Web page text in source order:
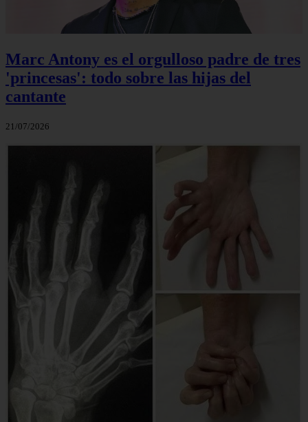
Marc Antony es el orgulloso padre de tres
'princesas': todo sobre las hijas del
cantante
21/07/2026